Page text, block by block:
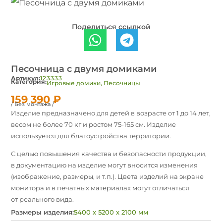
Поделиться ссылкой
Песочница с двумя домиками
Артикул:123333
Категория:Игровые домики, Песочницы
159 390₽
/ Без монтажа /
Изделие предназначено для детей в возрасте oт 1 до 14 лет,
весом не более 70 кг и ростом 75-165 см. Изделие
используется для благоустройства территории.
C целью повышения качества и безопасности продукции,
в документацию на изделие могут вносится изменения
(изображение, размеры, и т.п.). Цвета изделий на экране
монитора и в печатных материалах могут отличаться
от реального вида.
Размеры изделия:5400 х 5200 х 2100 мм